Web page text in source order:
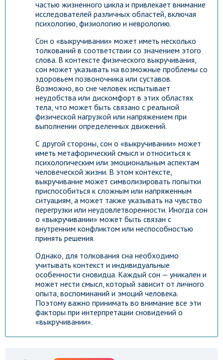
частью жизненного цикла и привлекает внимание
исследователей различных областей, включая
психологию, физиологию и неврологию.
Сон о «выкручивании» может иметь несколько
толкований в соответствии со значением этого
слова. В контексте физического выкручивания,
сон может указывать на возможные проблемы со
здоровьем позвоночника или суставов.
Возможно, во сне человек испытывает
неудобства или дискомфорт в этих областях
тела, что может быть связано с реальной
физической нагрузкой или напряжением при
выполнении определенных движений.
С другой стороны, сон о «выкручивании» может
иметь метафорический смысл и относиться к
психологическим или эмоциональным аспектам
человеческой жизни. В этом контексте,
выкручивание может символизировать попытки
приспособиться к сложным или напряженным
ситуациям, а может также указывать на чувство
перегрузки или неудовлетворенности. Иногда сон
о «выкручивании» может быть связан с
внутренним конфликтом или неспособностью
принять решения.
Однако, для толкования сна необходимо
учитывать контекст и индивидуальные
особенности сновидца. Каждый сон — уникален и
может нести смысл, который зависит от личного
опыта, воспоминаний и эмоций человека.
Поэтому важно принимать во внимание все эти
факторы при интерпретации сновидений о
«выкручивании».